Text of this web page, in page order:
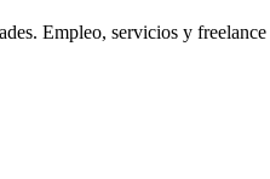
Empleo, servicios y